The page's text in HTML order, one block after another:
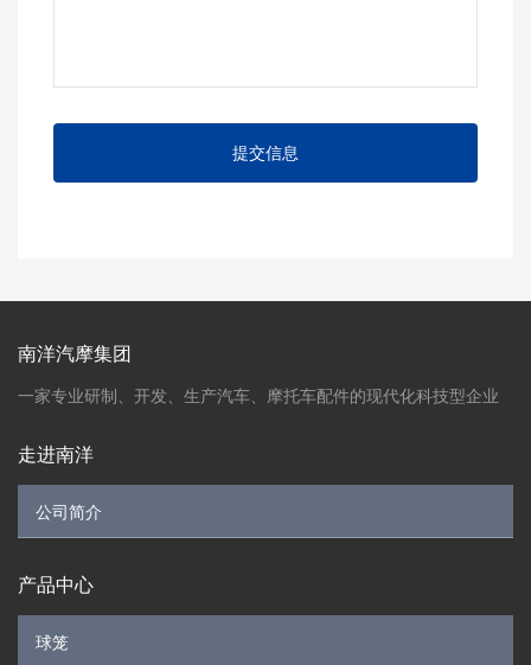
南洋汽摩集团
一家专业研制、开发、生产汽车、摩托车配件的现代化科技型企业
走进南洋
产品中心